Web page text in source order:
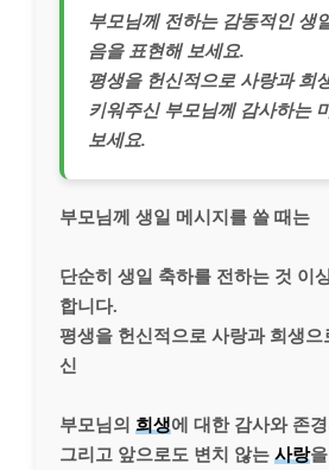
부모님께 전하는 감동적인 생
음을 표현해 보세요.
평생을 헌신적으로 사랑과 희
키워주신 부모님께 감사하는
보세요.
부모님께 생일 메시지를 쓸 때는
단순히 생일 축하를 전하는 것 이
합니다.
평생을 헌신적으로 사랑과 희생으
신
부모님의 희생에 대한 감사와 존
그리고 앞으로도 변치 않는 사랑